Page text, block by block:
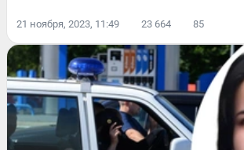
21 ноября, 2023, 11:49 23 664 85